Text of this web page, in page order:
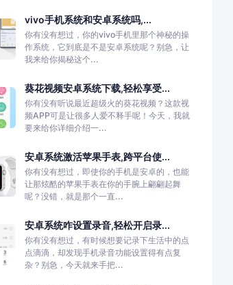
vivo手机系统和安卓系统吗,...
你有没有想过，你的vivo手机里那个神秘的操
作系统，它到底是不是安卓系统呢？别急，让
我来给你揭秘这个...
葵花视频安卓系统下载,轻松享受...
你有没有听说最近超级火的葵花视频？这款视
频APP可是让很多人爱不释手呢！今天，我就
要来给你详细介绍一...
安卓系统激活苹果手表,跨平台使...
你有没有想过，即使你的手机是安卓的，也能
让那炫酷的苹果手表在你的手腕上翩翩起舞
呢？没错，就是那个一直...
安卓系统咋设置录音,轻松开启录...
你有没有想过，有时候想要记录下生活中的点
点滴滴，却发现手机录音功能设置得有点复
杂？别急，今天就来手把...